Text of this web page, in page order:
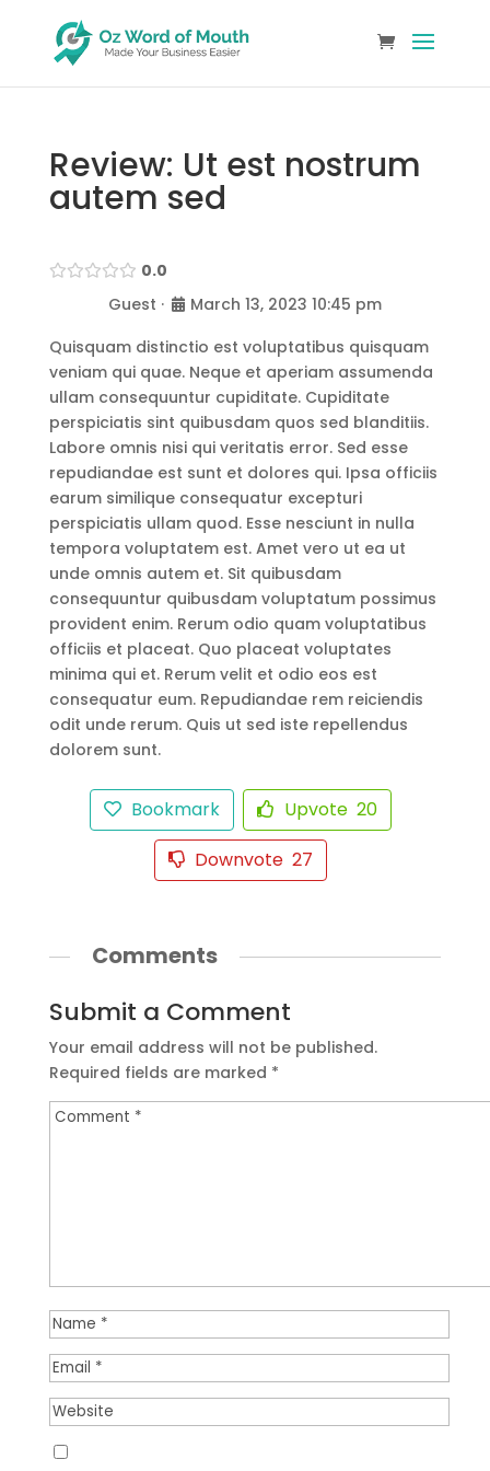
Review: Ut est nostrum
autem sed
0.0
Guest ·
March 13, 2023 10:45 pm
Quisquam distinctio est voluptatibus quisquam
veniam qui quae. Neque et aperiam assumenda
ullam consequuntur cupiditate. Cupiditate
perspiciatis sint quibusdam quos sed blanditiis.
Labore omnis nisi qui veritatis error. Sed esse
repudiandae est sunt et dolores qui. Ipsa officiis
earum similique consequatur excepturi
perspiciatis ullam quod. Esse nesciunt in nulla
tempora voluptatem est. Amet vero ut ea ut
unde omnis autem et. Sit quibusdam
consequuntur quibusdam voluptatum possimus
provident enim. Rerum odio quam voluptatibus
officiis et placeat. Quo placeat voluptates
minima qui et. Rerum velit et odio eos est
consequatur eum. Repudiandae rem reiciendis
odit unde rerum. Quis ut sed iste repellendus
dolorem sunt.
Bookmark Upvote 20
Downvote 27
Comments
Submit a Comment
Your email address will not be published.
Required fields are marked *